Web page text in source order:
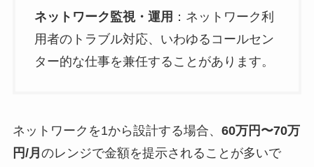
ネットワーク監視・運用 ：ネットワーク利
用者のトラブル対応、いわゆるコールセン
ター的な仕事を兼任することがあります。
ネットワークを1から設計する場合、 60万円〜70万
円/月 のレンジで金額を提示されることが多いで